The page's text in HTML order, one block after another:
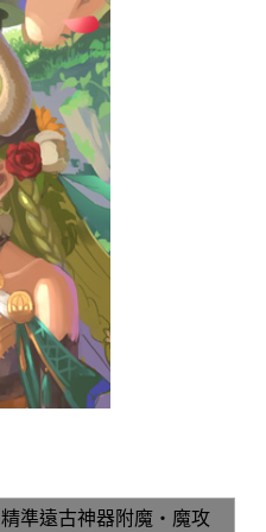
精準遠古神器附魔‧魔攻